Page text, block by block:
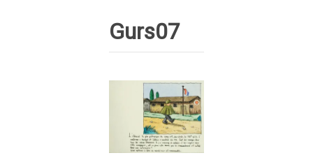
Gurs07